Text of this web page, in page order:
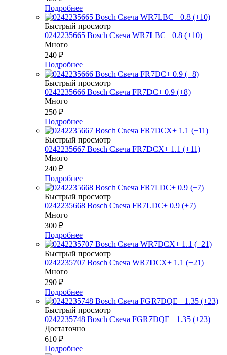
Подробнее
Быстрый просмотр
0242235665 Bosch Свеча WR7LBC+ 0.8 (+10)
Много
240 ₽
Подробнее
Быстрый просмотр
0242235666 Bosch Свеча FR7DC+ 0.9 (+8)
Много
250 ₽
Подробнее
Быстрый просмотр
0242235667 Bosch Свеча FR7DCX+ 1.1 (+11)
Много
240 ₽
Подробнее
Быстрый просмотр
0242235668 Bosch Свеча FR7LDC+ 0.9 (+7)
Много
300 ₽
Подробнее
Быстрый просмотр
0242235707 Bosch Свеча WR7DCX+ 1.1 (+21)
Много
290 ₽
Подробнее
Быстрый просмотр
0242235748 Bosch Свеча FGR7DQE+ 1.35 (+23)
Достаточно
610 ₽
Подробнее